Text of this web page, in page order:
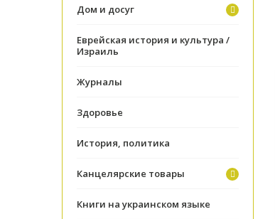
Дом и досуг
Еврейская история и культура /
Израиль
Журналы
Здоровье
История, политика
Канцелярские товары
Книги на украинском языке